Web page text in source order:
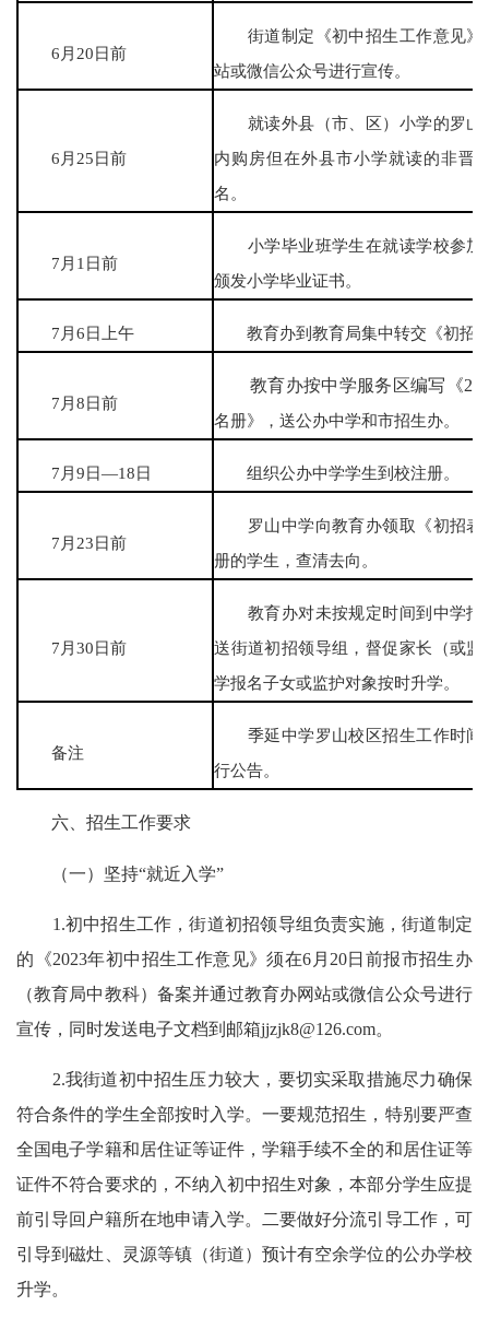
6月20日前
街道制定《初中招生工作意见》
站或微信公众号进行宣传。
6月25日前
就读外县（市、区）小学的罗山
内购房但在外县市小学就读的非晋
名。
7月1日前
小学毕业班学生在就读学校参加
颁发小学毕业证书。
7月6日上午 教育办到教育局集中转交《初招
7月8日前
教育办按中学服务区编写《
名册》，送公办中学和市招生办。
7月9日—18日 组织公办中学学生到校注册。
7月23日前
罗山中学向教育办领取《初招表
册的学生，查清去向。
7月30日前
教育办对未按规定时间到中学报
送街道初招领导组，督促家长（或
学报名子女或监护对象按时升学。
备注
季延中学罗山校区招生工作时间
行公告。
六、招生工作要求
（一）坚持“就近入学”
1.初中招生工作，街道初招领导组负责实施，街道制定
的《2023年初中招生工作意见》须在6月20日前报市招生办
（教育局中教科）备案并通过教育办网站或微信公众号进行
宣传，同时发送电子文档到邮箱jjzjk8@126.com。
2.我街道初中招生压力较大，要切实采取措施尽力确保
符合条件的学生全部按时入学。一要规范招生，特别要严查
全国电子学籍和居住证等证件，学籍手续不全的和居住证等
证件不符合要求的，不纳入初中招生对象，本部分学生应提
前引导回户籍所在地申请入学。二要做好分流引导工作，可
引导到磁灶、灵源等镇（街道）预计有空余学位的公办学校
升学。